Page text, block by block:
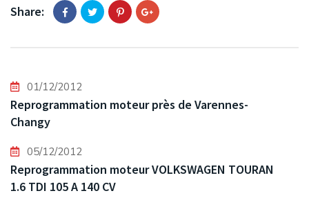
Share:
01/12/2012
Reprogrammation moteur près de Varennes-
Changy
05/12/2012
Reprogrammation moteur VOLKSWAGEN TOURAN
1.6 TDI 105 A 140 CV